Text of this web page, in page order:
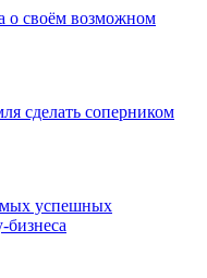
о своём возможном
сделать соперником
успешных
бизнеса